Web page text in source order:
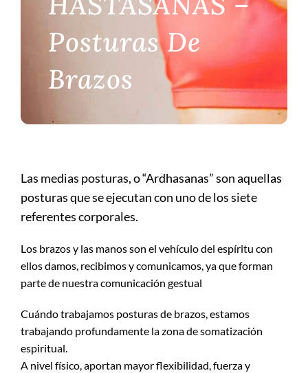
CONTACTO
Posturas De
Brazos
Las medias posturas, o “Ardhasanas” son aquellas
posturas que se ejecutan con uno de los siete
referentes corporales.
Los brazos y las manos son el vehículo del espíritu con
ellos damos, recibimos y comunicamos, ya que forman
parte de nuestra comunicación gestual
Cuándo trabajamos posturas de brazos, estamos
trabajando profundamente la zona de somatización
espiritual.
A nivel físico, aportan mayor flexibilidad, fuerza y